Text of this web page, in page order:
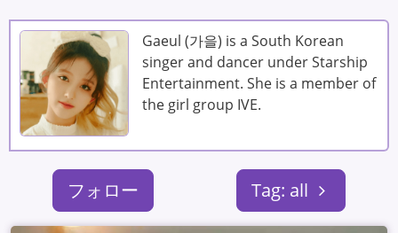
Gaeul (가을) is a South Korean
singer and dancer under Starship
Entertainment. She is a member of
the girl group IVE.
フォロー Tag: all